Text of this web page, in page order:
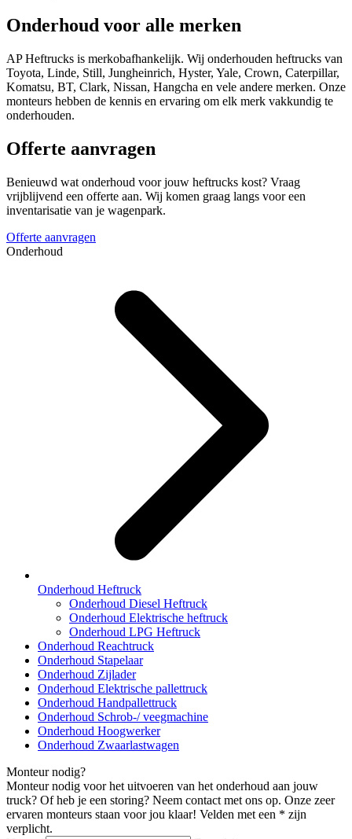
Onderhoud voor alle merken
AP Heftrucks is merkobafhankelijk. Wij onderhouden heftrucks van
Toyota, Linde, Still, Jungheinrich, Hyster, Yale, Crown, Caterpillar,
Komatsu, BT, Clark, Nissan, Hangcha en vele andere merken. Onze
monteurs hebben de kennis en ervaring om elk merk vakkundig te
onderhouden.
Offerte aanvragen
Benieuwd wat onderhoud voor jouw heftrucks kost? Vraag
vrijblijvend een offerte aan. Wij komen graag langs voor een
inventarisatie van je wagenpark.
Offerte aanvragen
Onderhoud
Onderhoud Heftruck
Onderhoud Diesel Heftruck
Onderhoud Elektrische heftruck
Onderhoud LPG Heftruck
Onderhoud Reachtruck
Onderhoud Stapelaar
Onderhoud Zijlader
Onderhoud Elektrische pallettruck
Onderhoud Handpallettruck
Onderhoud Schrob-/ veegmachine
Onderhoud Hoogwerker
Onderhoud Zwaarlastwagen
Monteur nodig?
Monteur nodig voor het uitvoeren van het onderhoud aan jouw
truck? Of heb je een storing? Neem contact met ons op. Onze zeer
ervaren monteurs staan voor jou klaar! Velden met een * zijn
verplicht.